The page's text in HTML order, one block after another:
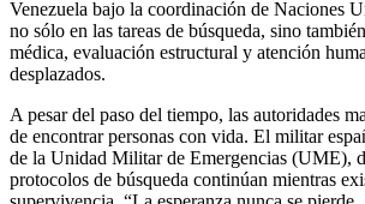
Venezuela bajo la coordinación de Naciones
no sólo en las tareas de búsqueda, sino
médica, evaluación estructural y atención
desplazados.
A pesar del paso del tiempo, las autoridades
de encontrar personas con vida. El militar
de la Unidad Militar de Emergencias (UME),
protocolos de búsqueda continúan mientras